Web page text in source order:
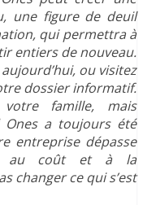
une figure de deuil
qui permettra à
entiers de nouveau.
ou visitez
dossier informatif.
famille, mais
a toujours été
entreprise dépasse
au coût et à la
changer ce qui s’est